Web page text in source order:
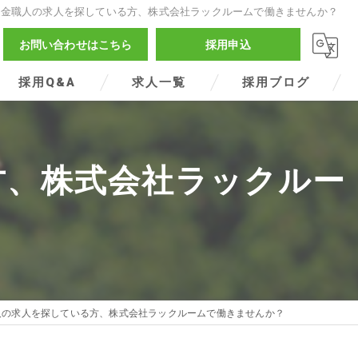
職人の求人を探している方、株式会社ラックルームで働きませんか？
お問い合わせはこちら 採用申込
採用Q&A 求人一覧 採用ブログ
株式会社ラックルー
求人を探している方、株式会社ラックルームで働きませんか？